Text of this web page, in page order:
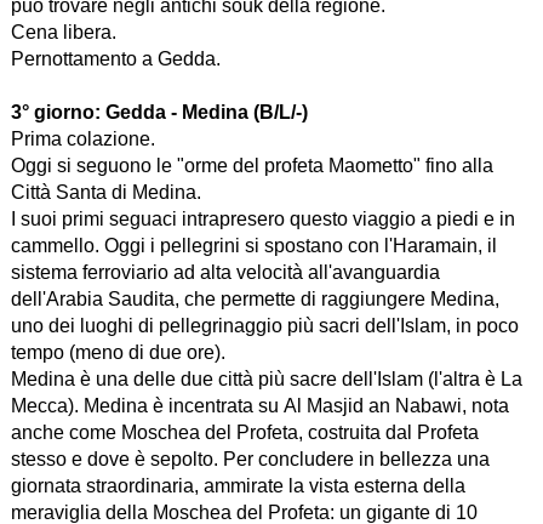
può trovare negli antichi souk della regione.
Cena libera.
Pernottamento a Gedda.
3° giorno: Gedda - Medina (B/L/-)
Prima colazione.
Oggi si seguono le "orme del profeta Maometto" fino alla
Città Santa di Medina.
I suoi primi seguaci intrapresero questo viaggio a piedi e in
cammello. Oggi i pellegrini si spostano con l'Haramain, il
sistema ferroviario ad alta velocità all'avanguardia
dell'Arabia Saudita, che permette di raggiungere Medina,
uno dei luoghi di pellegrinaggio più sacri dell'Islam, in poco
tempo (meno di due ore).
Medina è una delle due città più sacre dell'Islam (l'altra è La
Mecca). Medina è incentrata su Al Masjid an Nabawi, nota
anche come Moschea del Profeta, costruita dal Profeta
stesso e dove è sepolto. Per concludere in bellezza una
giornata straordinaria, ammirate la vista esterna della
meraviglia della Moschea del Profeta: un gigante di 10